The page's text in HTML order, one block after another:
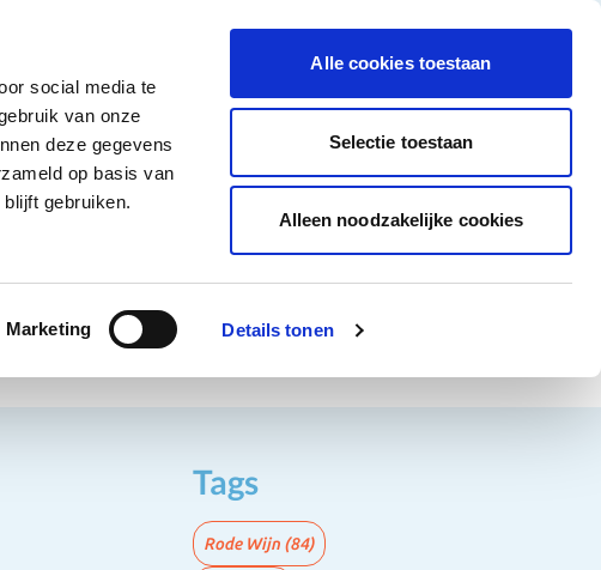
social media te
van onze
deze gegevens
op basis van
gebruiken.
Marketing Details tonen
Alle cookies toestaan
Selectie toestaan
Alleen noodzakelijke cookies
categoryfor Diepvriesproducten category
Show submenu for Dranken category
Non-Food
Alle deals
Word klant
Tags
Rode Wijn (84)